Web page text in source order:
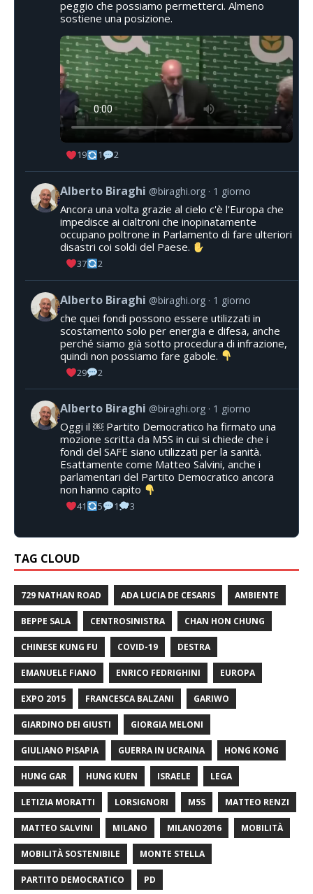
peggio che possiamo permetterci. Almeno
sostiene una posizione.
19 1 2
Alberto Biraghi @biraghi.org 1 giorno
Ancora una volta grazie al cielo c'è l'Europa che
impedisce ai cialtroni che inopinatamente
occupano poltrone in Parlamento di fare ulteriori
disastri coi soldi del Paese.
37 2
Alberto Biraghi @biraghi.org 1 giorno
che quei fondi possono essere utilizzati in
scostamento solo per energia e difesa, anche
perché siamo già sotto procedura di infrazione,
quindi non possiamo fare gabole.
29 2
Alberto Biraghi @biraghi.org 1 giorno
Oggi il ￼ Partito Democratico ha firmato una
mozione scritta da M5S in cui si chiede che i
fondi del SAFE siano utilizzati per la sanità.
Esattamente come Matteo Salvini, anche i
parlamentari del Partito Democratico ancora
non hanno capito
41 5 1 3
TAG CLOUD
729 NATHAN ROAD ADA LUCIA DE CESARIS AMBIENTE
BEPPE SALA CENTROSINISTRA CHAN HON CHUNG
CHINESE KUNG FU COVID-19 DESTRA
EMANUELE FIANO ENRICO FEDRIGHINI EUROPA
EXPO 2015 FRANCESCA BALZANI GARIWO
GIARDINO DEI GIUSTI GIORGIA MELONI
GIULIANO PISAPIA GUERRA IN UCRAINA HONG KONG
HUNG GAR HUNG KUEN ISRAELE LEGA
LETIZIA MORATTI LORSIGNORI M5S MATTEO RENZI
MATTEO SALVINI MILANO MILANO2016 MOBILITÀ
MOBILITÀ SOSTENIBILE MONTE STELLA
PARTITO DEMOCRATICO PD